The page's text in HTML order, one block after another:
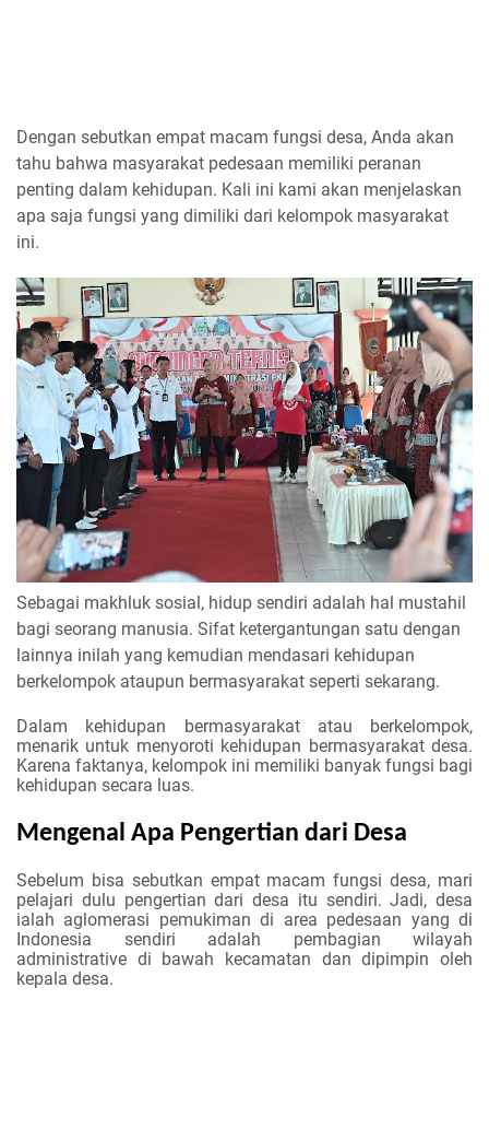
Dengan sebutkan empat macam fungsi desa, Anda akan
tahu bahwa masyarakat pedesaan memiliki peranan
penting dalam kehidupan. Kali ini kami akan menjelaskan
apa saja fungsi yang dimiliki dari kelompok masyarakat
ini.
Sebagai makhluk sosial, hidup sendiri adalah hal mustahil
bagi seorang manusia. Sifat ketergantungan satu dengan
lainnya inilah yang kemudian mendasari kehidupan
berkelompok ataupun bermasyarakat seperti sekarang.
Dalam kehidupan bermasyarakat atau berkelompok,
menarik untuk menyoroti kehidupan bermasyarakat desa.
Karena faktanya, kelompok ini memiliki banyak fungsi bagi
kehidupan secara luas.
Mengenal Apa Pengertian dari Desa
Sebelum bisa sebutkan empat macam fungsi desa, mari
pelajari dulu pengertian dari desa itu sendiri. Jadi, desa
ialah aglomerasi pemukiman di area pedesaan yang di
Indonesia sendiri adalah pembagian wilayah
administrative di bawah kecamatan dan dipimpin oleh
kepala desa.